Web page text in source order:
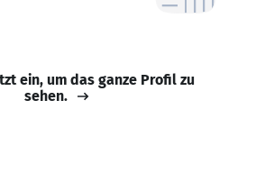
ein, um das ganze Profil zu
sehen.